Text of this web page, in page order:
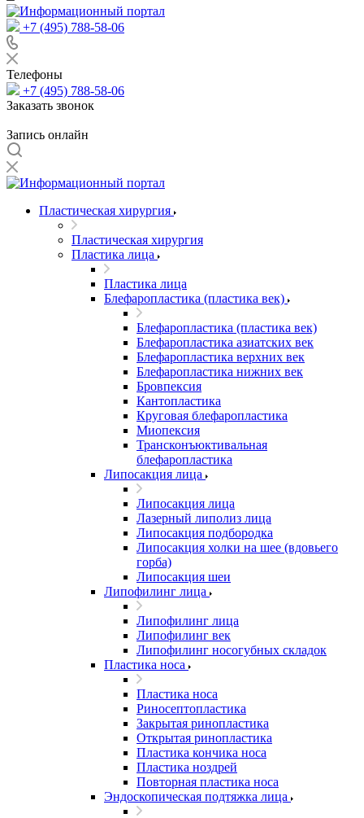
+7 (495) 788-58-06
Телефоны
+7 (495) 788-58-06
Заказать звонок
Запись онлайн
Пластическая хирургия
Пластическая хирургия
Пластика лица
Пластика лица
Блефаропластика (пластика век)
Блефаропластика (пластика век)
Блефаропластика азиатских век
Блефаропластика верхних век
Блефаропластика нижних век
Бровпексия
Кантопластика
Круговая блефаропластика
Миопексия
Трансконъюктивальная
блефаропластика
Липосакция лица
Липосакция лица
Лазерный липолиз лица
Липосакция подбородка
Липосакция холки на шее (вдовьего
горба)
Липосакция шеи
Липофилинг лица
Липофилинг лица
Липофилинг век
Липофилинг носогубных складок
Пластика носа
Пластика носа
Риносептопластика
Закрытая ринопластика
Открытая ринопластика
Пластика кончика носа
Пластика ноздрей
Повторная пластика носа
Эндоскопическая подтяжка лица